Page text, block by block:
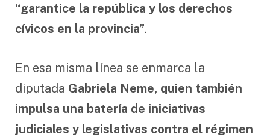
“garantice la república y los derechos
cívicos en la provincia”.
En esa misma línea se enmarca la
diputada Gabriela Neme, quien también
impulsa una batería de iniciativas
judiciales y legislativas contra el régimen